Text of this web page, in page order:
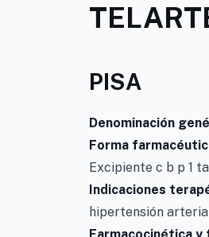
PISA
Denominación
Forma
Excipiente c b p 1
Indicaciones
hipertensión